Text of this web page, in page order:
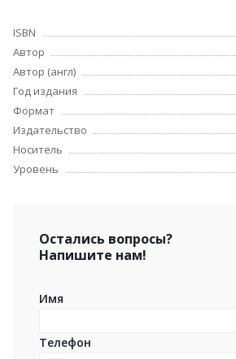
ISBN
Автор
Автор (англ)
Год издания
Формат
Издательство
Носитель
Уровень
Остались вопросы?
Напишите нам!
Имя
Телефон